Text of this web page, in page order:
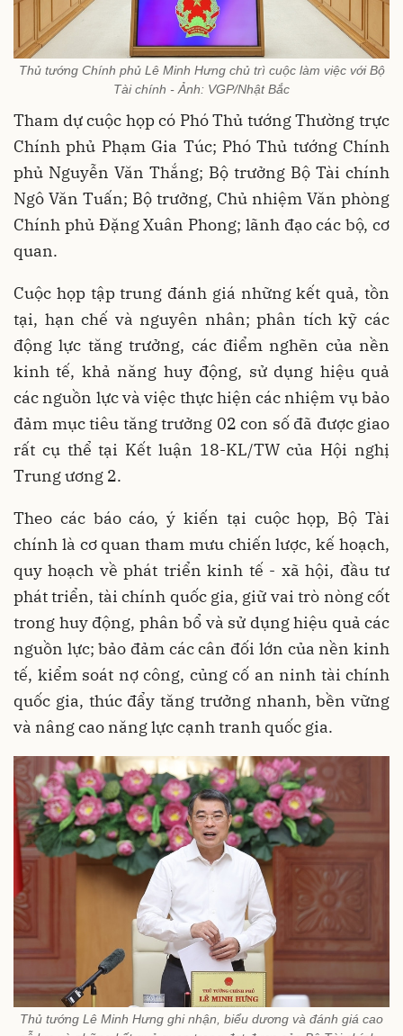
Thủ tướng Chính phủ Lê Minh Hưng chủ trì cuộc làm việc với Bộ
Tài chính - Ảnh: VGP/Nhật Bắc
Tham dự cuộc họp có Phó Thủ tướng Thường trực
Chính phủ Phạm Gia Túc; Phó Thủ tướng Chính
phủ Nguyễn Văn Thắng; Bộ trưởng Bộ Tài chính
Ngô Văn Tuấn; Bộ trưởng, Chủ nhiệm Văn phòng
Chính phủ Đặng Xuân Phong; lãnh đạo các bộ, cơ
quan.
Cuộc họp tập trung đánh giá những kết quả, tồn
tại, hạn chế và nguyên nhân; phân tích kỹ các
động lực tăng trưởng, các điểm nghẽn của nền
kinh tế, khả năng huy động, sử dụng hiệu quả
các nguồn lực và việc thực hiện các nhiệm vụ bảo
đảm mục tiêu tăng trưởng 02 con số đã được giao
rất cụ thể tại Kết luận 18-KL/TW của Hội nghị
Trung ương 2.
Theo các báo cáo, ý kiến tại cuộc họp, Bộ Tài
chính là cơ quan tham mưu chiến lược, kế hoạch,
quy hoạch về phát triển kinh tế - xã hội, đầu tư
phát triển, tài chính quốc gia, giữ vai trò nòng cốt
trong huy động, phân bổ và sử dụng hiệu quả các
nguồn lực; bảo đảm các cân đối lớn của nền kinh
tế, kiểm soát nợ công, củng cố an ninh tài chính
quốc gia, thúc đẩy tăng trưởng nhanh, bền vững
và nâng cao năng lực cạnh tranh quốc gia.
Thủ tướng Lê Minh Hưng ghi nhận, biểu dương và đánh giá cao